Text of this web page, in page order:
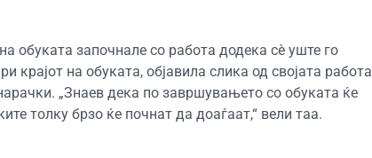
обуката започнале со работа додека сè уште го
на обуката, објавила слика од својата работа
„Знаев дека по завршувањето со обуката ќе
толку брзо ќе почнат да доаѓаат,“ вели таа.